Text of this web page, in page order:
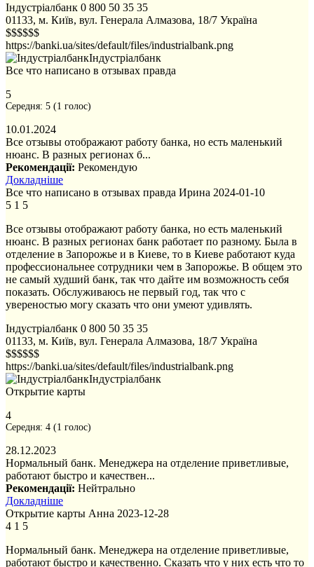
Індустріалбанк 0 800 50 35 35
01133, м. Київ, вул. Генерала Алмазова, 18/7 Україна
$$$$$$
https://banki.ua/sites/default/files/industrialbank.png
Індустріалбанк
Все что написано в отзывах правда
5
Середня: 5 (1 голос)
10.01.2024
Все отзывы отображают работу банка, но есть маленький
нюанс. В разных регионах б...
Рекомендації: Рекомендую
Докладніше
Все что написано в отзывах правда Ирина 2024-01-10
5 1 5
Все отзывы отображают работу банка, но есть маленький
нюанс. В разных регионах банк работает по разному. Была в
отделение в Запорожье и в Киеве, то в Киеве работают куда
профессиональнее сотрудники чем в Запорожье. В общем это
не самый худший банк, так что дайте им возможность себя
показать. Обслуживаюсь не первый год, так что с
увереностью могу сказать что они умеют удивлять.
Індустріалбанк 0 800 50 35 35
01133, м. Київ, вул. Генерала Алмазова, 18/7 Україна
$$$$$$
https://banki.ua/sites/default/files/industrialbank.png
Індустріалбанк
Открытие карты
4
Середня: 4 (1 голос)
28.12.2023
Нормальный банк. Менеджера на отделение приветливые,
работают быстро и качествен...
Рекомендації: Нейтрально
Докладніше
Открытие карты Анна 2023-12-28
4 1 5
Нормальный банк. Менеджера на отделение приветливые,
работают быстро и качественно. Сказать что у них есть что то